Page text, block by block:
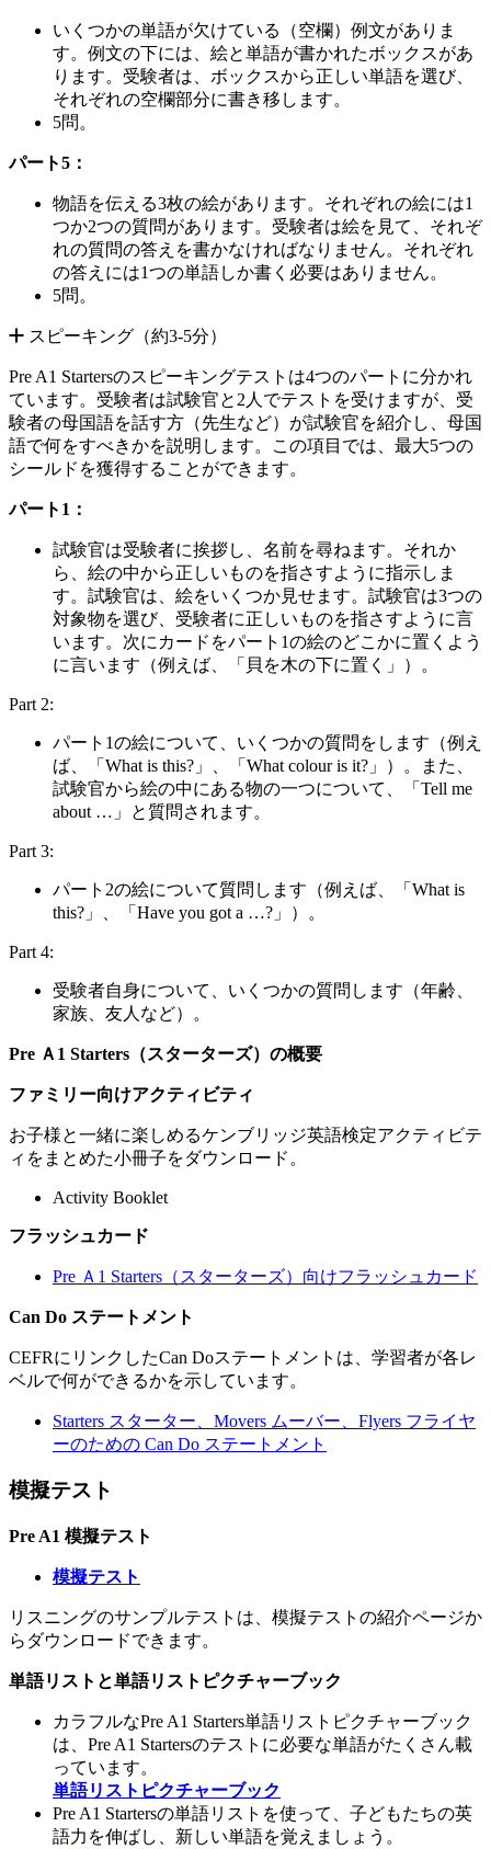
いくつかの単語が欠けている（空欄）例文がありま
す。例文の下には、絵と単語が書かれたボックスがあ
ります。受験者は、ボックスから正しい単語を選び、
それぞれの空欄部分に書き移します。
5問。
パート5：
物語を伝える3枚の絵があります。それぞれの絵には1
つか2つの質問があります。受験者は絵を見て、それぞ
れの質問の答えを書かなければなりません。それぞれ
の答えには1つの単語しか書く必要はありません。
5問。
スピーキング（約3-5分）
Pre A1 Startersのスピーキングテストは4つのパートに分かれ
ています。受験者は試験官と2人でテストを受けますが、受
験者の母国語を話す方（先生など）が試験官を紹介し、母国
語で何をすべきかを説明します。この項目では、最大5つの
シールドを獲得することができます。
パート1：
試験官は受験者に挨拶し、名前を尋ねます。それか
ら、絵の中から正しいものを指さすように指示しま
す。試験官は、絵をいくつか見せます。試験官は3つの
対象物を選び、受験者に正しいものを指さすように言
います。次にカードをパート1の絵のどこかに置くよう
に言います（例えば、「貝を木の下に置く」）。
Part 2:
パート1の絵について、いくつかの質問をします（例え
ば、「What is this?」、「What colour is it?」）。また、
試験官から絵の中にある物の一つについて、「Tell me
about …」と質問されます。
Part 3:
パート2の絵について質問します（例えば、「What is
this?」、「Have you got a …?」）。
Part 4:
受験者自身について、いくつかの質問します（年齢、
家族、友人など）。
Pre Ａ1 Starters（スターターズ）の概要
ファミリー向けアクティビティ
お子様と一緒に楽しめるケンブリッジ英語検定アクティビテ
ィをまとめた小冊子をダウンロード。
Activity Booklet
フラッシュカード
Pre Ａ1 Starters（スターターズ）向けフラッシュカード
Can Do ステートメント
CEFRにリンクしたCan Doステートメントは、学習者が各レ
ベルで何ができるかを示しています。
Starters スターター、Movers ムーバー、Flyers フライヤ
ーのための Can Do ステートメント
模擬テスト
Pre A1 模擬テスト
模擬テスト
リスニングのサンプルテストは、模擬テストの紹介ページか
らダウンロードできます。
単語リストと単語リストピクチャーブック
カラフルなPre A1 Starters単語リストピクチャーブック
は、Pre A1 Startersのテストに必要な単語がたくさん載
っています。
単語リストピクチャーブック
Pre A1 Startersの単語リストを使って、子どもたちの英
語力を伸ばし、新しい単語を覚えましょう。